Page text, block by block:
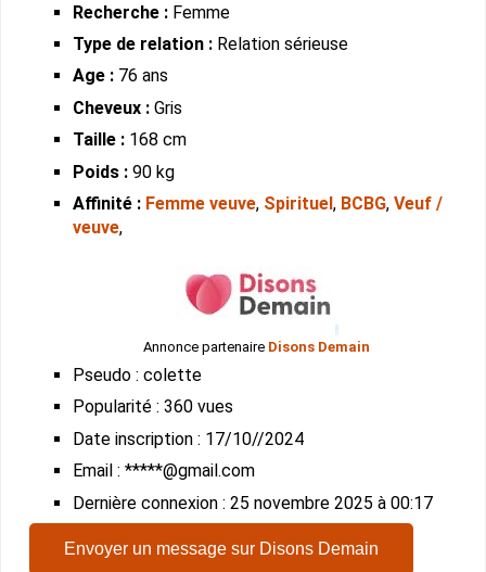
Recherche : Femme
Type de relation : Relation sérieuse
Age : 76 ans
Cheveux : Gris
Taille : 168 cm
Poids : 90 kg
Affinité : Femme veuve, Spirituel, BCBG,Veuf /
veuve,
Annonce partenaire Disons Demain
Pseudo : colette
Popularité : 360 vues
Date inscription : 17/10//2024
Email : *****@gmail.com
Dernière connexion : 25 novembre 2025 à 00:17
Envoyer un message sur Disons Demain